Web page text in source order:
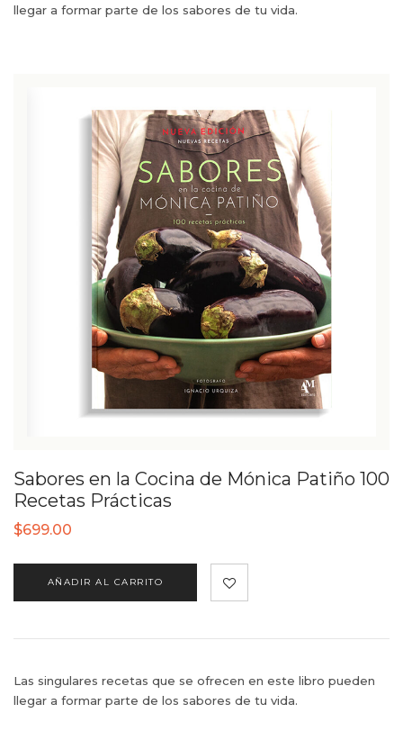
llegar a formar parte de los sabores de tu vida.
Sabores en la Cocina de Mónica Patiño 100
Recetas Prácticas
$699.00
AÑADIR AL CARRITO
Las singulares recetas que se ofrecen en este libro pueden
llegar a formar parte de los sabores de tu vida.